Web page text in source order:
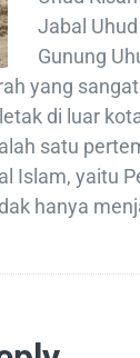
Jabal
Gunung
yang
di luar
satu
Islam, yaitu
hanya